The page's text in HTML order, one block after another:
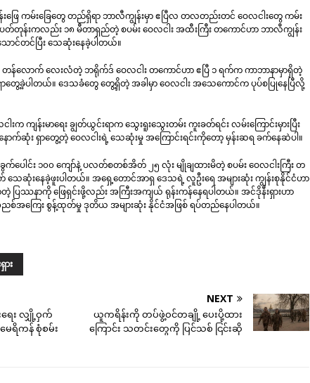
းဖြေ ကမ်းခြေတွေ တည်ရှိရာ ဘာလီကျွန်းမှာ ဧပြီလ တလတည်းတင် ဝေလငါးတွေ ကမ်း
ပတ်တုန်းကလည်း ၁၈ မီတာရှည်တဲ့ စပမ်း ဝေလငါး အထီးကြီး တကောင်ဟာ ဘာလီကျွန်း
င်တင်ပြီး သေဆုံးနေခဲ့ပါတယ်။
န်လောက် လေးလံတဲ့ ဘရိုက်ဒ် ဝေလငါး တကောင်ဟာ ဧပြီ ၁ ရက်က ကာဘာနာမှာရှိတဲ့
တွေ့ခဲ့ပါတယ်။ ဒေသခံတွေ တွေ့ရှိတဲ့ အခါမှာ ဝေလငါး အသေကောင်က ပုပ်စပြုနေပြီလို့
ကျန်းမာရေး ချွတ်ယွင်းရာက သွေးရူးသွေးတမ်း ကူးခတ်ရင်း လမ်းကြောင်းမှားပြီး
ဆုံး ရှာတွေ့တဲ့ ဝေလငါးရဲ့ သေဆုံးမှု အကြောင်းရင်းကိုတော့ မှန်းဆရ ခက်နေဆဲပါ။
ေါင်း ၁၀၀ ကျော်နဲ့ ပလတ်စတစ်အိတ် ၂၅ လုံး မျိုချထားမိတဲ့ စပမ်း ဝေလငါးကြီး တ
သေဆုံးနေခဲ့ဖူးပါတယ်။ အရှေ့တောင်အာရှ ဒေသရဲ့ လူဦးရေ အများဆုံး ကျွန်းစုနိုင်ငံဟာ
ြဿနာကို ဖြေရှင်းဖို့လည်း အကြီးအကျယ် ရုန်းကန်နေရပါတယ်။ အင်ဒိုနီးရှားဟာ
ကြေး စွန့်ထုတ်မှု ဒုတိယ အများဆုံး နိုင်ငံအဖြစ် ရပ်တည်နေပါတယ်။
ား
ေး လျှို့ဝှက်
ေရိကန် စုံစမ်း
NEXT
ယူကရိန်းကို တပ်ဖွဲ့ဝင်တချို့ ပေးပို့ထား
ကြောင်း သတင်းတွေကို ပြင်သစ် ငြင်းဆို